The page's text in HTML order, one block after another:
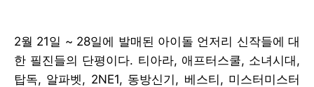
2월 21일 ~ 28일에 발매된 아이돌 언저리 신작들에 대
한 필진들의 단평이다. 티아라, 애프터스쿨, 소녀시대,
탑독, 알파벳, 2NE1, 동방신기, 베스티, 미스터미스터